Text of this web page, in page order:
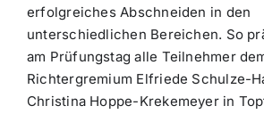
erfolgreiches Abschneiden in den
unterschiedlichen Bereichen. So
am Prüfungstag alle Teilnehmer
Richtergremium Elfriede Schulze-
Christina Hoppe-Krekemeyer in